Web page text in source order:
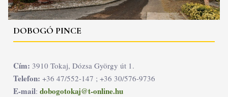
DOBOGÓ PINCE
Cím: 3910 Tokaj, Dózsa György út 1.
Telefon: +36 47/552-147 ; +36 30/576-9736
E-mail: dobogotokaj@t-online.hu